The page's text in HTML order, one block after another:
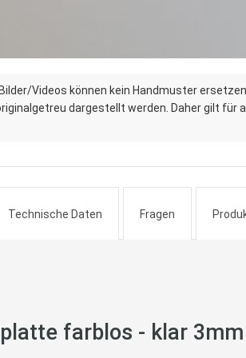
Videos können kein Handmuster
dargestellt werden. Daher gilt für
farblos - klar
Technische Daten Fragen